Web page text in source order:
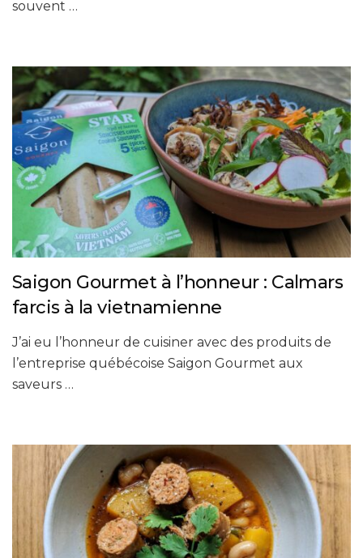
souvent …
Saigon Gourmet à l’honneur : Calmars
farcis à la vietnamienne
J’ai eu l’honneur de cuisiner avec des produits de
l’entreprise québécoise Saigon Gourmet aux
saveurs …